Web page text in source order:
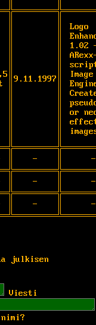
9.11.1997
Logo
1.02
Image
or
-
-
-
-
- -
julkisen
Viesti